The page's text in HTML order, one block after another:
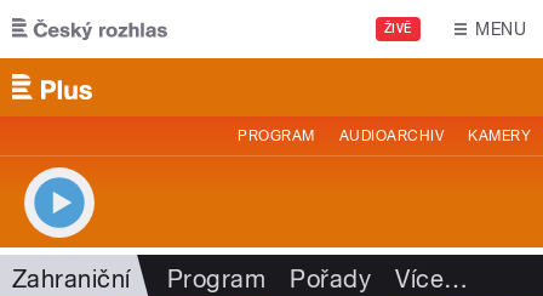
Přejít k hlavnímu obsahu
ŽIVĚ MENU
PROGRAM AUDIOARCHIV KAMERY
Zahraniční Program Pořady Více…